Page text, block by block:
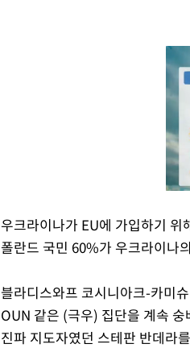
우크라이나가 EU에 가입하기
폴란드 국민 60%가 우크라이나
블라디스와프 코시니아크-카미
OUN 같은 (극우) 집단을 계속
진파 지도자였던 스테판 반데라